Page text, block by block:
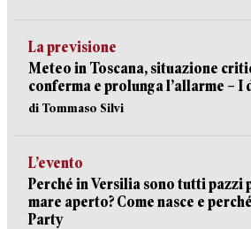
La previsione
Meteo in Toscana, situazione
conferma e prolunga l’allarme –
di Tommaso Silvi
L’evento
Perché in Versilia sono tutti pazzi
mare aperto? Come nasce e
Party